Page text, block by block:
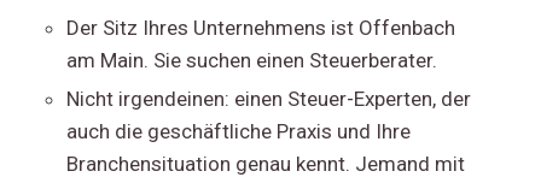
Der Sitz Ihres Unternehmens ist Offenbach
am Main. Sie suchen einen Steuerberater.
Nicht irgendeinen: einen Steuer-Experten, der
auch die geschäftliche Praxis und Ihre
Branchensituation genau kennt. Jemand mit